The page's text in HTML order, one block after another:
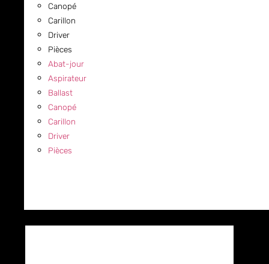
Canopé
Carillon
Driver
Pièces
Abat-jour
Aspirateur
Ballast
Canopé
Carillon
Driver
Pièces